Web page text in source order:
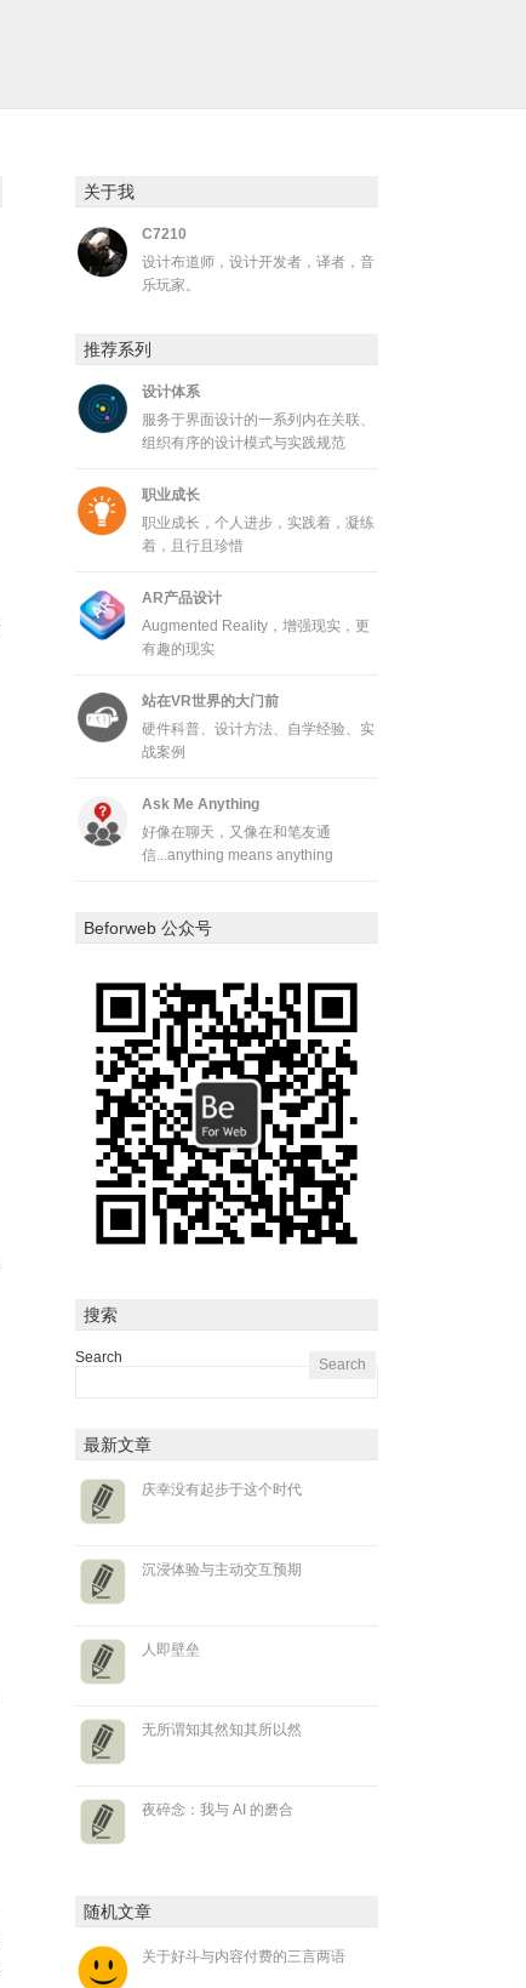
关于我
C7210
设计布道师，设计开发者，译者，音
乐玩家。
推荐系列
设计体系
服务于界面设计的一系列内在关联、
组织有序的设计模式与实践规范
职业成长
职业成长，个人进步，实践着，凝练
着，且行且珍惜
AR产品设计
Augmented Reality，增强现实，更
有趣的现实
站在VR世界的大门前
硬件科普、设计方法、自学经验、实
战案例
Ask Me Anything
好像在聊天，又像在和笔友通
信...anything means anything
Beforweb 公众号
搜索
Search
最新文章
庆幸没有起步于这个时代
沉浸体验与主动交互预期
人即壁垒
无所谓知其然知其所以然
夜碎念：我与 AI 的磨合
随机文章
关于好斗与内容付费的三言两语